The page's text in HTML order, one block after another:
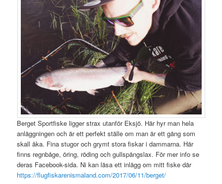
Berget Sportfiske ligger strax utanför Eksjö. Här hyr man hela
anläggningen och är ett perfekt ställe om man är ett gäng som
skall åka. Fina stugor och grymt stora fiskar i dammarna. Här
finns regnbåge, öring, röding och gullspångslax. För mer info se
deras Facebook-sida. Ni kan läsa ett inlägg om mitt fiske där
https://flugfiskarenismaland.com/2017/06/11/berget/